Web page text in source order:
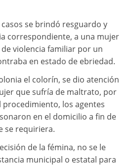
se brindó resguardo y
correspondiente, a una mujer
violencia familiar por un
en estado de ebriedad.
el colorín, se dio atención
que sufría de maltrato, por
procedimiento, los agentes
en el domicilio a fin de
se requiriera.
de la fémina, no se le
municipal o estatal para